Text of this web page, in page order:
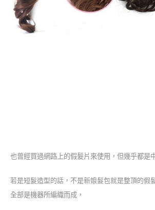
也曾經買過網路上的假髮片來使用，但幾乎都是
若是短髮造型的話，不是新娘髮包就是整頂的假
全部是機器所編織而成，